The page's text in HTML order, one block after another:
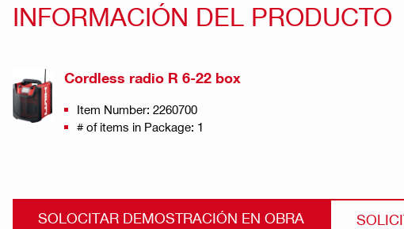
INFORMACIÓN DEL PRODUCTO
Cordless radio R 6-22 box
Item Number: 2260700
# of items in Package: 1
SOLOCITAR DEMOSTRACIÓN EN OBRA